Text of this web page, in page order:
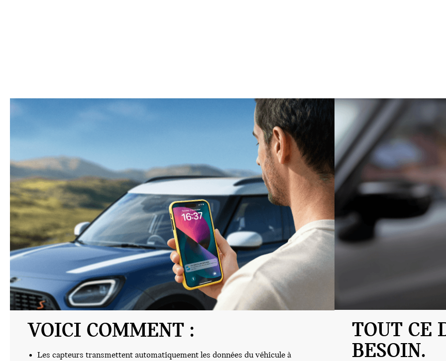
VOICI COMMENT :
Les capteurs transmettent automatiquement les données du véhicule à
TOUT CE
BESOIN.